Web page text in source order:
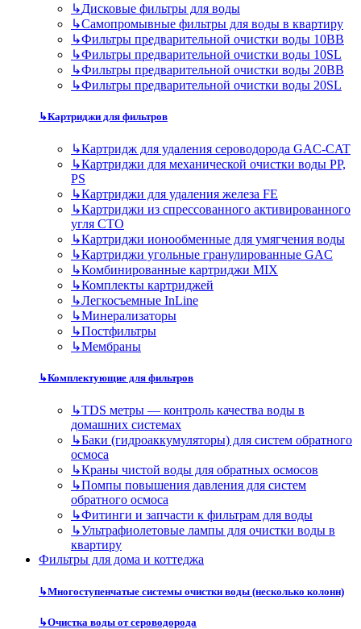
↳Дисковые фильтры для воды
↳Самопромывные фильтры для воды в квартиру
↳Фильтры предварительной очистки воды 10BB
↳Фильтры предварительной очистки воды 10SL
↳Фильтры предварительной очистки воды 20BB
↳Фильтры предварительной очистки воды 20SL
↳Картриджи для фильтров
↳Картридж для удаления сероводорода GAC-CAT
↳Картриджи для механической очистки воды PP,
PS
↳Картриджи для удаления железа FE
↳Картриджи из спрессованного активированного
угля CTO
↳Картриджи ионообменные для умягчения воды
↳Картриджи угольные гранулированные GAC
↳Комбинированные картриджи MIX
↳Комплекты картриджей
↳Легкосъемные InLine
↳Минерализаторы
↳Постфильтры
↳Мембраны
↳Комплектующие для фильтров
↳TDS метры — контроль качества воды в
домашних системах
↳Баки (гидроаккумуляторы) для систем обратного
осмоса
↳Краны чистой воды для обратных осмосов
↳Помпы повышения давления для систем
обратного осмоса
↳Фитинги и запчасти к фильтрам для воды
↳Ультрафиолетовые лампы для очистки воды в
квартиру
Фильтры для дома и коттеджа
↳Многоступенчатые системы очистки воды (несколько колонн)
↳Очистка воды от сероводорода